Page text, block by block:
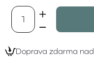
Doprava zdarma nad